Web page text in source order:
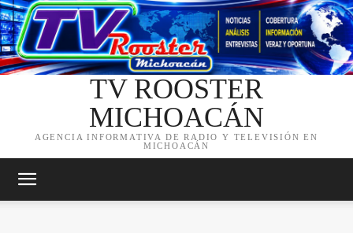
TV ROOSTER
MICHOACÁN
AGENCIA INFORMATIVA DE RADIO Y TELEVISIÓN EN
MICHOACÁN